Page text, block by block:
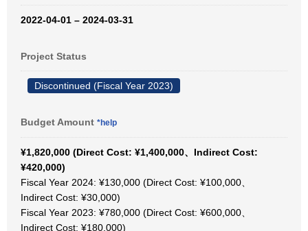
2022-04-01 – 2024-03-31
Project Status
Discontinued (Fiscal Year 2023)
Budget Amount *help
¥1,820,000 (Direct Cost: ¥1,400,000、Indirect Cost:
¥420,000)
Fiscal Year 2024: ¥130,000 (Direct Cost: ¥100,000、
Indirect Cost: ¥30,000)
Fiscal Year 2023: ¥780,000 (Direct Cost: ¥600,000、
Indirect Cost: ¥180,000)